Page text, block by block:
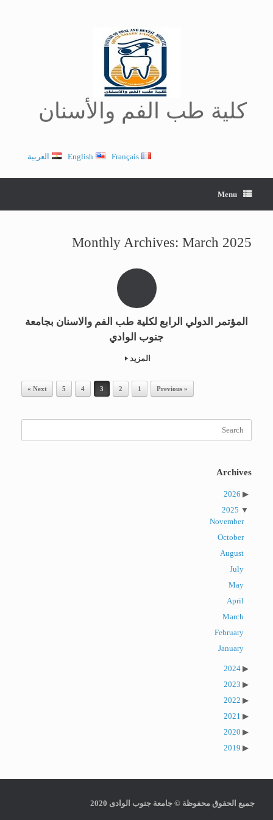
كلية طب الفم والأسنان
العربية English Français
Menu
Monthly Archives: March 2025
المؤتمر الدولي الرابع لكلية طب الفم والاسنان بجامعة
جنوب الوادي
المزيد
« Previous
1
2
3
4
5
Next »
Archives
2026
2025
November
October
August
July
May
April
March
February
January
2024
2023
2022
2021
2020
2019
جميع الحقوق محفوظة © جامعة جنوب الوادى 2020